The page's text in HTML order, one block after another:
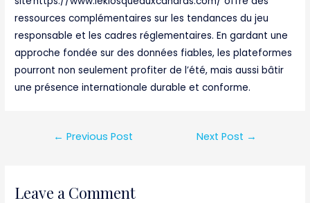
ressources complémentaires sur les tendances du jeu
responsable et les cadres réglementaires. En gardant une
approche fondée sur des données fiables, les plateformes
pourront non seulement profiter de l’été, mais aussi bâtir
une présence internationale durable et conforme.
Post
← Previous Post Next Post →
Leave a Comment